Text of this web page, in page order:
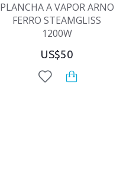
PLANCHA A VAPOR ARNO
FERRO STEAMGLISS
1200W
US$50